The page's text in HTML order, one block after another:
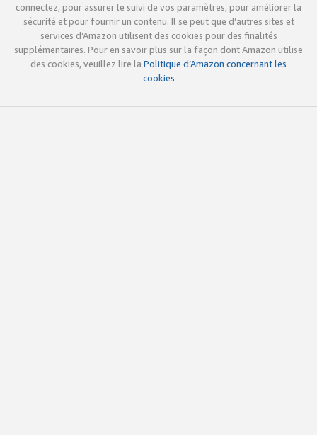
connectez, pour assurer le suivi de vos paramètres, pour améliorer la
sécurité et pour fournir un contenu. Il se peut que d’autres sites et
services d’Amazon utilisent des cookies pour des finalités
supplémentaires. Pour en savoir plus sur la façon dont Amazon utilise
des cookies, veuillez lire la Politique d’Amazon concernant les
cookies